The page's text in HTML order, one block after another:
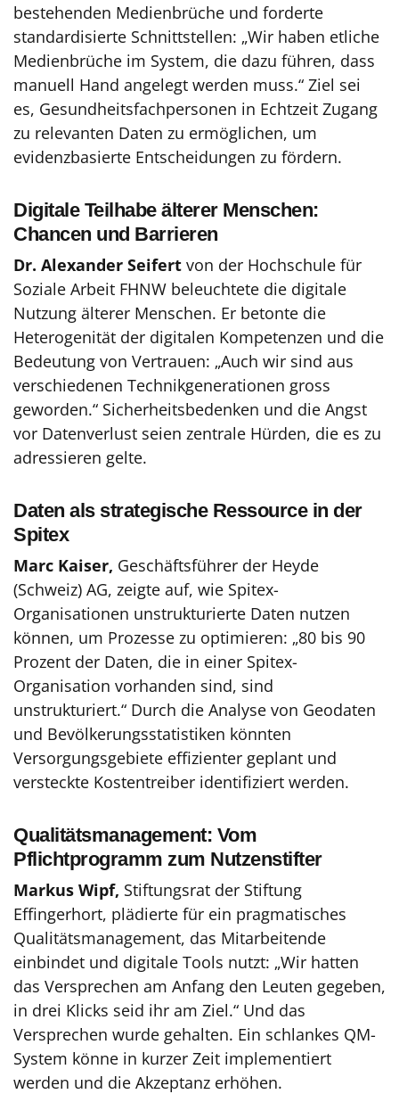
bestehenden Medienbrüche und forderte
standardisierte Schnittstellen: „Wir haben etliche
Medienbrüche im System, die dazu führen, dass
manuell Hand angelegt werden muss.“ Ziel sei
es, Gesundheitsfachpersonen in Echtzeit Zugang
zu relevanten Daten zu ermöglichen, um
evidenzbasierte Entscheidungen zu fördern.
Digitale Teilhabe älterer Menschen:
Chancen und Barrieren
Dr. Alexander Seifert von der Hochschule für
Soziale Arbeit FHNW beleuchtete die digitale
Nutzung älterer Menschen. Er betonte die
Heterogenität der digitalen Kompetenzen und die
Bedeutung von Vertrauen: „Auch wir sind aus
verschiedenen Technikgenerationen gross
geworden.“ Sicherheitsbedenken und die Angst
vor Datenverlust seien zentrale Hürden, die es zu
adressieren gelte.
Daten als strategische Ressource in der
Spitex
Marc Kaiser, Geschäftsführer der Heyde
(Schweiz) AG, zeigte auf, wie Spitex-
Organisationen unstrukturierte Daten nutzen
können, um Prozesse zu optimieren: „80 bis 90
Prozent der Daten, die in einer Spitex-
Organisation vorhanden sind, sind
unstrukturiert.“ Durch die Analyse von Geodaten
und Bevölkerungsstatistiken könnten
Versorgungsgebiete effizienter geplant und
versteckte Kostentreiber identifiziert werden.
Qualitätsmanagement: Vom
Pflichtprogramm zum Nutzenstifter
Markus Wipf, Stiftungsrat der Stiftung
Effingerhort, plädierte für ein pragmatisches
Qualitätsmanagement, das Mitarbeitende
einbindet und digitale Tools nutzt: „Wir hatten
das Versprechen am Anfang den Leuten gegeben,
in drei Klicks seid ihr am Ziel.“ Und das
Versprechen wurde gehalten. Ein schlankes QM-
System könne in kurzer Zeit implementiert
werden und die Akzeptanz erhöhen.